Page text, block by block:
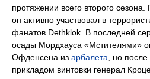
протяжении всего второго
он активно участвовал в
фанатов Dethklok. В последней
осады Мордхауса «Мстителями»
Офденсена из арбалета , но
прикладом винтовки генерал